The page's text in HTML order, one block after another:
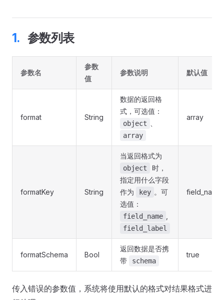
参数列表
参数名
参数
值
参数说明 默认值
format String
数据的返回格
式，可选值：
object
array
array
formatKey String
当返回格式为
object
时，
指定用什么字段
作为
key 。可
选值：
field_name
field_label
field_name
formatSchema Bool
返回数据是否携
带
schema
true
传入错误的参数值，系统将使用默认的格式对结果格式进